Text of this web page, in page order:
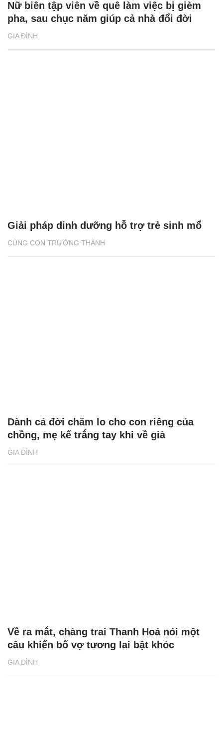
GIA ĐÌNH
Nữ biên tập viên về quê làm việc bị gièm
pha, sau chục năm giúp cả nhà đổi đời
CÙNG CON TRƯỞNG THÀNH
Giải pháp dinh dưỡng hỗ trợ trẻ sinh mổ
GIA ĐÌNH
Dành cả đời chăm lo cho con riêng của
chồng, mẹ kế trắng tay khi về già
GIA ĐÌNH
Về ra mắt, chàng trai Thanh Hoá nói một
câu khiến bố vợ tương lai bật khóc